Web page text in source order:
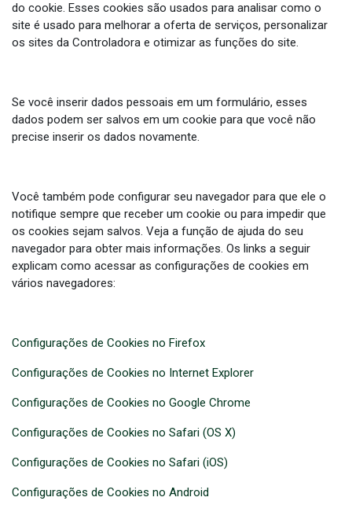
do cookie. Esses cookies são usados para analisar como o
site é usado para melhorar a oferta de serviços, personalizar
os sites da Controladora e otimizar as funções do site.
Se você inserir dados pessoais em um formulário, esses
dados podem ser salvos em um cookie para que você não
precise inserir os dados novamente.
Você também pode configurar seu navegador para que ele o
notifique sempre que receber um cookie ou para impedir que
os cookies sejam salvos. Veja a função de ajuda do seu
navegador para obter mais informações. Os links a seguir
explicam como acessar as configurações de cookies em
vários navegadores:
Configurações de Cookies no Firefox
Configurações de Cookies no Internet Explorer
Configurações de Cookies no Google Chrome
Configurações de Cookies no Safari (OS X)
Configurações de Cookies no Safari (iOS)
Configurações de Cookies no Android